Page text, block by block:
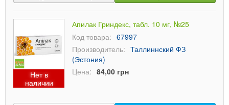
Нет в
наличии
Апилак Гриндекс, табл. 10 мг, №25
Код товара: 67997
Производитель: Таллиннский ФЗ
(Эстония)
Цена: 84,00 грн